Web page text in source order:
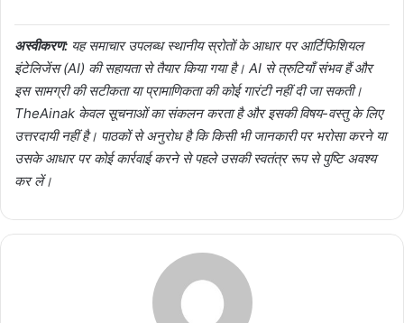
अस्वीकरण: यह समाचार उपलब्ध स्थानीय स्रोतों के आधार पर आर्टिफिशियल
इंटेलिजेंस (AI) की सहायता से तैयार किया गया है। AI से त्रुटियाँ संभव हैं और
इस सामग्री की सटीकता या प्रामाणिकता की कोई गारंटी नहीं दी जा सकती।
TheAinak केवल सूचनाओं का संकलन करता है और इसकी विषय-वस्तु के लिए
उत्तरदायी नहीं है। पाठकों से अनुरोध है कि किसी भी जानकारी पर भरोसा करने या
उसके आधार पर कोई कार्रवाई करने से पहले उसकी स्वतंत्र रूप से पुष्टि अवश्य
कर लें।